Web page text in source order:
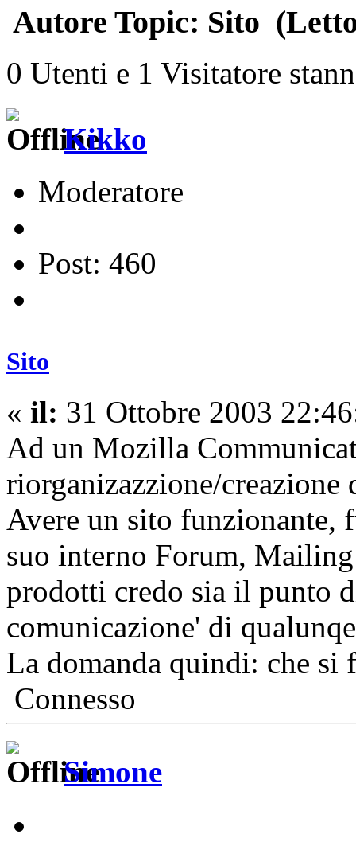
Autore Topic: Sito
0 Utenti e 1 Visitatore
Kikko
Moderatore
Post: 460
Sito
« il: 31 Ottobre 2003
Ad un Mozilla
riorganizazzione/
Avere un sito funzionante,
suo interno Forum,
prodotti credo sia il punto
comunicazione' di
La domanda quindi: che si
Connesso
Simone